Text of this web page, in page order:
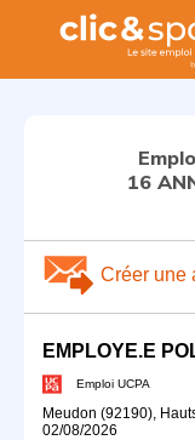
16
Créer une
Emploi UCPA
Meudon (92190),
02/08/2026